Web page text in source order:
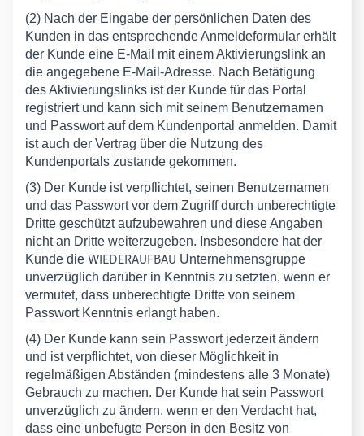
(2) Nach der Eingabe der persönlichen Daten des
Kunden in das entsprechende Anmeldeformular erhält
der Kunde eine E-Mail mit einem Aktivierungslink an
die angegebene E-Mail-Adresse. Nach Betätigung
des Aktivierungslinks ist der Kunde für das Portal
registriert und kann sich mit seinem Benutzernamen
und Passwort auf dem Kundenportal anmelden. Damit
ist auch der Vertrag über die Nutzung des
Kundenportals zustande gekommen.
(3) Der Kunde ist verpflichtet, seinen Benutzernamen
und das Passwort vor dem Zugriff durch unberechtigte
Dritte geschützt aufzubewahren und diese Angaben
nicht an Dritte weiterzugeben. Insbesondere hat der
Kunde die WIEDERAUFBAU Unternehmensgruppe
unverzüglich darüber in Kenntnis zu setzten, wenn er
vermutet, dass unberechtigte Dritte von seinem
Passwort Kenntnis erlangt haben.
(4) Der Kunde kann sein Passwort jederzeit ändern
und ist verpflichtet, von dieser Möglichkeit in
regelmäßigen Abständen (mindestens alle 3 Monate)
Gebrauch zu machen. Der Kunde hat sein Passwort
unverzüglich zu ändern, wenn er den Verdacht hat,
dass eine unbefugte Person in den Besitz von